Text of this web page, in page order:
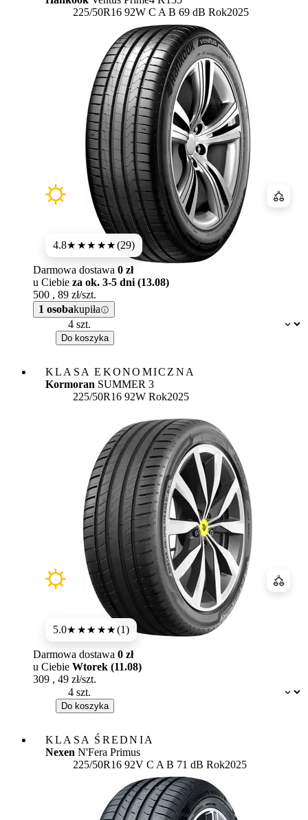
225/50R16 92W Etykieta:
C A B 69 dB Rok2025
4.8★★★★★(29)
Dostępność:
Darmowa dostawa 0 zł
u Ciebie za ok. 3-5 dni (13.08)
500 , 89 zł/szt.
1 osobakupiła
Do koszyka
KLASA EKONOMICZNA
Kormoran SUMMER 3
225/50R16 92W Rok2025
5.0★★★★★(1)
Dostępność:
Darmowa dostawa 0 zł
u Ciebie Wtorek (11.08)
309 , 49 zł/szt.
Do koszyka
KLASA ŚREDNIA
Nexen N'Fera Primus
225/50R16 92V Etykieta:
C A B 71 dB Rok2025